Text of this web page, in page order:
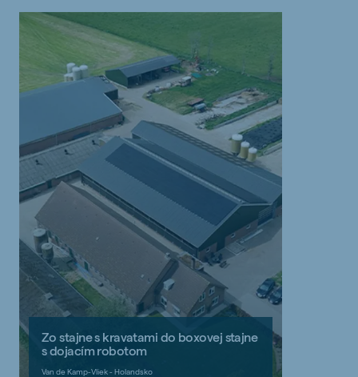
Zo stajne s kravatami do boxovej stajne
s dojacím robotom
Van de Kamp-Vliek - Holandsko